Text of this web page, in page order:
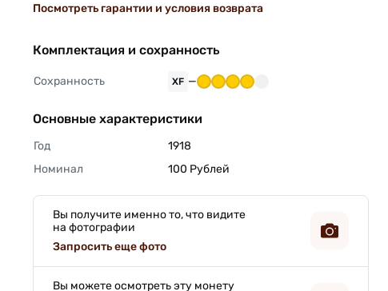
Посмотреть гарантии и условия возврата
Комплектация и сохранность
Сохранность XF —
Основные характеристики
Год
1918
Номинал
100 Рублей
Вы получите именно то, что видите
на фотографии
Запросить еще фото
Вы можете осмотреть эту монету